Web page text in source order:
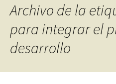
Archivo de la
para integrar el
desarrollo